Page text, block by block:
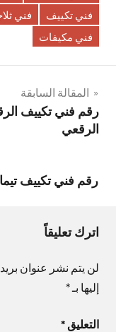
فني تكييف
فني
فني مكيفات
تصفّح
المقالات
المقالة السابقة
الرقعي
رقم فني تكييف تيماء 62224041 فني تكييف و تبريد
اترك تعليقاً
لن يتم نشر عنوان
إليها بـ*
التعليق *